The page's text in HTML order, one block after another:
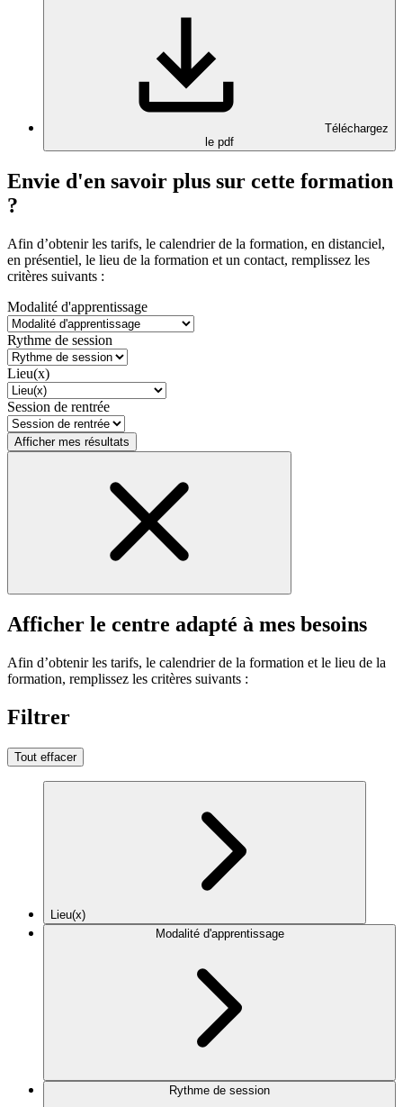
Téléchargez
le pdf
Envie d'en savoir plus sur cette formation
?
Afin d’obtenir les tarifs, le calendrier de la formation, en distanciel,
en présentiel, le lieu de la formation et un contact, remplissez les
critères suivants :
Modalité d'apprentissage
Rythme de session
Lieu(x)
Session de rentrée
Afficher mes résultats
Afficher le centre adapté à mes besoins
Afin d’obtenir les tarifs, le calendrier de la formation et le lieu de la
formation, remplissez les critères suivants :
Filtrer
Tout effacer
Lieu(x)
Modalité d'apprentissage
Rythme de session